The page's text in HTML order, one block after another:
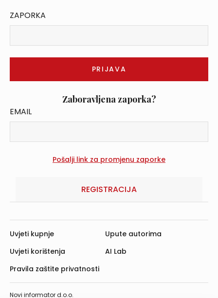
ZAPORKA
Zaboravljena zaporka?
EMAIL
REGISTRACIJA
Novi informator d.o.o.
Uvjeti kupnje
Uvjeti korištenja
Pravila zaštite privatnosti
Upute autorima
AI Lab